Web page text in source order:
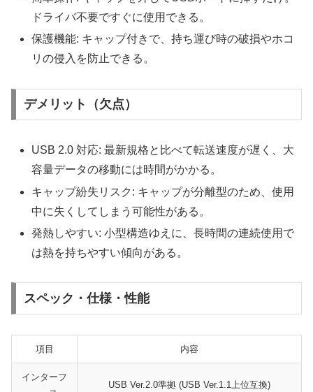
ドライバ不要ですぐに使用できる。
保護機能: キャップ付きで、持ち運び時の破損やホコ
リの侵入を防止できる。
デメリット（欠点）
USB 2.0 対応: 最新規格と比べて転送速度が遅く、大
容量データの移動には時間がかかる。
キャップ紛失リスク: キャップが分離型のため、使用
中に失くしてしまう可能性がある。
発熱しやすい: 小型構造ゆえに、長時間の連続使用で
は熱を持ちやすい傾向がある。
スペック・仕様・性能
項目 内容
インターフ
USB Ver.2.0準拠 (USB Ver.1.1上位互換)